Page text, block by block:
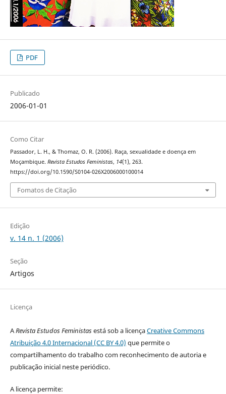
PDF
Publicado
2006-01-01
Como Citar
Passador, L. H., & Thomaz, O. R. (2006). Raça, sexualidade e doença em
Moçambique. Revista Estudos Feministas, 14(1), 263.
https://doi.org/10.1590/S0104-026X2006000100014
Fomatos de Citação
Edição
v. 14 n. 1 (2006)
Seção
Artigos
Licença
ARevista Estudos Feministasestá sob a licençaCreative Commons
Atribuição 4.0 Internacional (CC BY 4.0) que permite o
compartilhamento do trabalho com reconhecimento de autoria e
publicação inicial neste periódico.
A licença permite: